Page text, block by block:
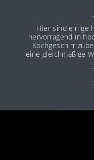
Hier sind einige
hervorragend in
Kochgeschirr
eine gleichmäßige